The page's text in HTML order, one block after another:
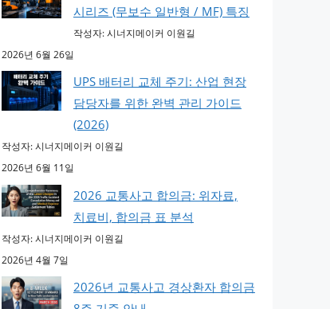
시리즈 (무보수 일반형 / MF) 특징
작성자: 시너지메이커 이원길
2026년 6월 26일
UPS 배터리 교체 주기: 산업 현장
담당자를 위한 완벽 관리 가이드
(2026)
작성자: 시너지메이커 이원길
2026년 6월 11일
2026 교통사고 합의금: 위자료,
치료비, 합의금 표 분석
작성자: 시너지메이커 이원길
2026년 4월 7일
2026년 교통사고 경상환자 합의금